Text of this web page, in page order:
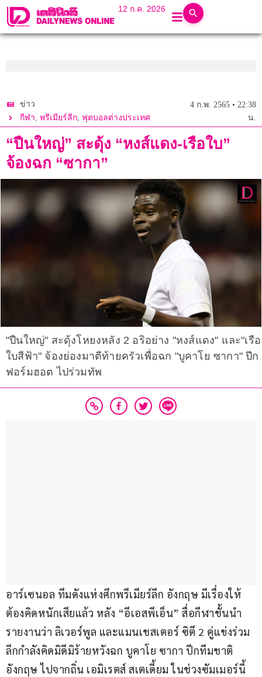
12 ก.ค. 2026
ข่าว
กีฬา, พรีเมียร์ลีก, ฟุตบอลต่างประเทศ
4 ก.พ. 2565 • 22:38
น.
“ปืนใหญ่” สะดุ้ง “หงส์แดง-เรือใบ”
จ้องฉก “ซากา”
"ปืนใหญ่" สะดุ้งโหยงหลัง 2 อริอย่าง "หงส์แดง" และ"เรือ
ใบสีฟ้า" จ้องย่องมาตีท้ายครัวเพื่อฉก "บูคาโย ซากา" ปีก
ฟอร์มฮอต ไปร่วมทัพ
อาร์เซนอล ทีมดังแห่งศึกพรีเมียร์ลีก อังกฤษ มีเรื่องให้
ต้องคิดหนักเสียแล้ว หลัง “อีเอสพีเอ็น” สื่อกีฬาชั้นนำ
รายงานว่า ลิเวอร์พูล และแมนเชสเตอร์ ซิตี 2 คู่แข่งร่วม
ลีกกำลังคิดมิดีมิร้ายหวังฉก บูคาโย ซากา ปีกทีมชาติ
อังกฤษ ไปจากถิ่น เอมิเรตส์ สเตเดี้ยม ในช่วงซัมเมอร์นี้